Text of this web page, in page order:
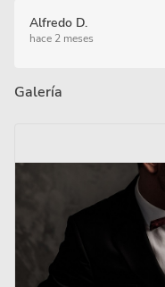
Alfredo D.
hace 2 meses
Galería